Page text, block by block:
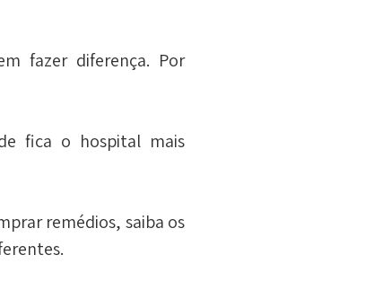
fazer diferença. Por
fica o hospital mais
remédios, saiba os